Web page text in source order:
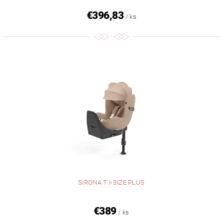
€396,83 / ks
SIRONA T I-SIZE PLUS
€389 / ks